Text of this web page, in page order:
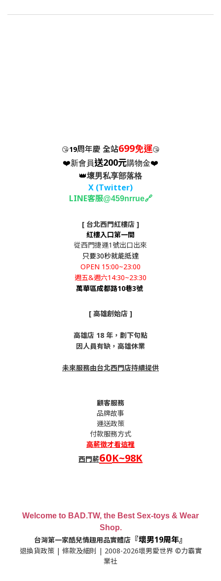
😘19周年慶 全站699免運😘
❤️新會員送200元購物金❤️
👑壞男私享部落格
X (Twitter)
LINE客服@459nrrue🔗
[ 台北西門紅樓店 ]
紅樓入口第一間
從西門捷運1號出口出來
只要30秒就能抵達
OPEN 15:00~23:00
週五&週六14:30~23:30
萬華區成都路10巷3號
[ 高雄創始店 ]
高雄店 18 年，劃下句點
因人員有缺，高雄休業
未來服務由台北西門店持續提供
顧客服務
品牌故事
運送政策
付款服務方式
高薪徵才看這裡
西門薪60K~98K
Welcome to BAD.TW, the Best Sex-toys & Wear
Shop.
台灣第一家酷兒情趣用品實體店 『壞男19周年』
退換貨政策| 條款及細則 | 2008-2026壞男愛世界 ©力霸實
業社